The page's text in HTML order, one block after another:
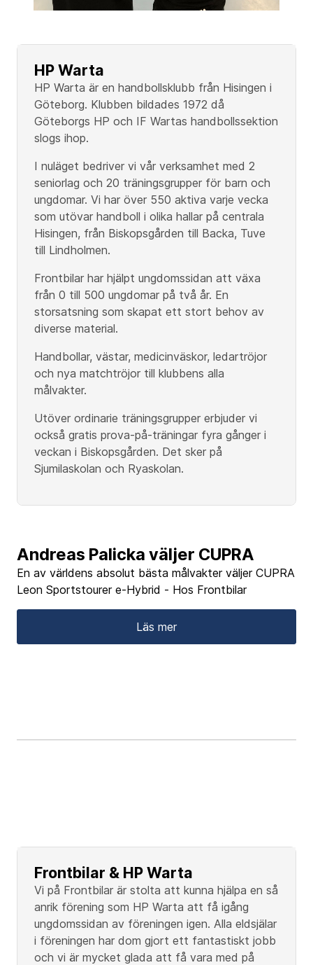
HP Warta
HP Warta är en handbollsklubb från Hisingen i
Göteborg. Klubben bildades 1972 då
Göteborgs HP och IF Wartas handbollssektion
slogs ihop.
I nuläget bedriver vi vår verksamhet med 2
seniorlag och 20 träningsgrupper för barn och
ungdomar. Vi har över 550 aktiva varje vecka
som utövar handboll i olika hallar på centrala
Hisingen, från Biskopsgården till Backa, Tuve
till Lindholmen.
Frontbilar har hjälpt ungdomssidan att växa
från 0 till 500 ungdomar på två år. En
storsatsning som skapat ett stort behov av
diverse material.
Handbollar, västar, medicinväskor, ledartröjor
och nya matchtröjor till klubbens alla
målvakter.
Utöver ordinarie träningsgrupper erbjuder vi
också gratis prova-på-träningar fyra gånger i
veckan i Biskopsgården. Det sker på
Sjumilaskolan och Ryaskolan.
Andreas Palicka väljer CUPRA
En av världens absolut bästa målvakter väljer CUPRA
Leon Sportstourer e-Hybrid - Hos Frontbilar
Läs mer
Frontbilar & HP Warta
Vi på Frontbilar är stolta att kunna hjälpa en så
anrik förening som HP Warta att få igång
ungdomssidan av föreningen igen. Alla eldsjälar
i föreningen har dom gjort ett fantastiskt jobb
och vi är mycket glada att få vara med på